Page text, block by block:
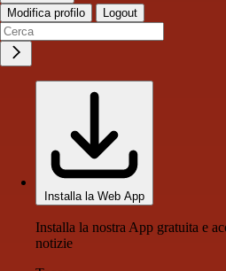
Modifica profilo Logout
Installa la Web App
Installa la nostra App gratuita e
notizie